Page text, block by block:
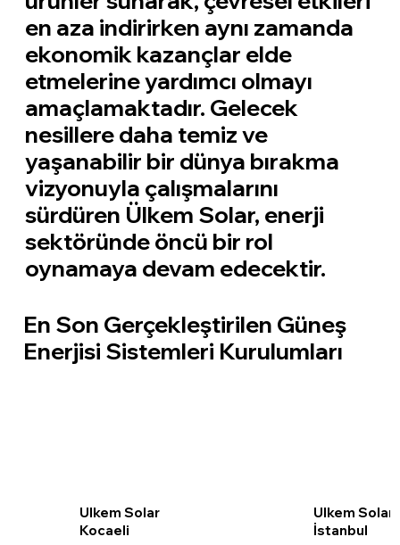
en aza indirirken aynı zamanda
ekonomik kazançlar elde
etmelerine yardımcı olmayı
amaçlamaktadır. Gelecek
nesillere daha temiz ve
yaşanabilir bir dünya bırakma
vizyonuyla çalışmalarını
sürdüren Ülkem Solar, enerji
sektöründe öncü bir rol
oynamaya devam edecektir.
En Son Gerçekleştirilen Güneş
Enerjisi Sistemleri Kurulumları
Ulkem Solar
Kocaeli
Ulkem Solar
İstanbul